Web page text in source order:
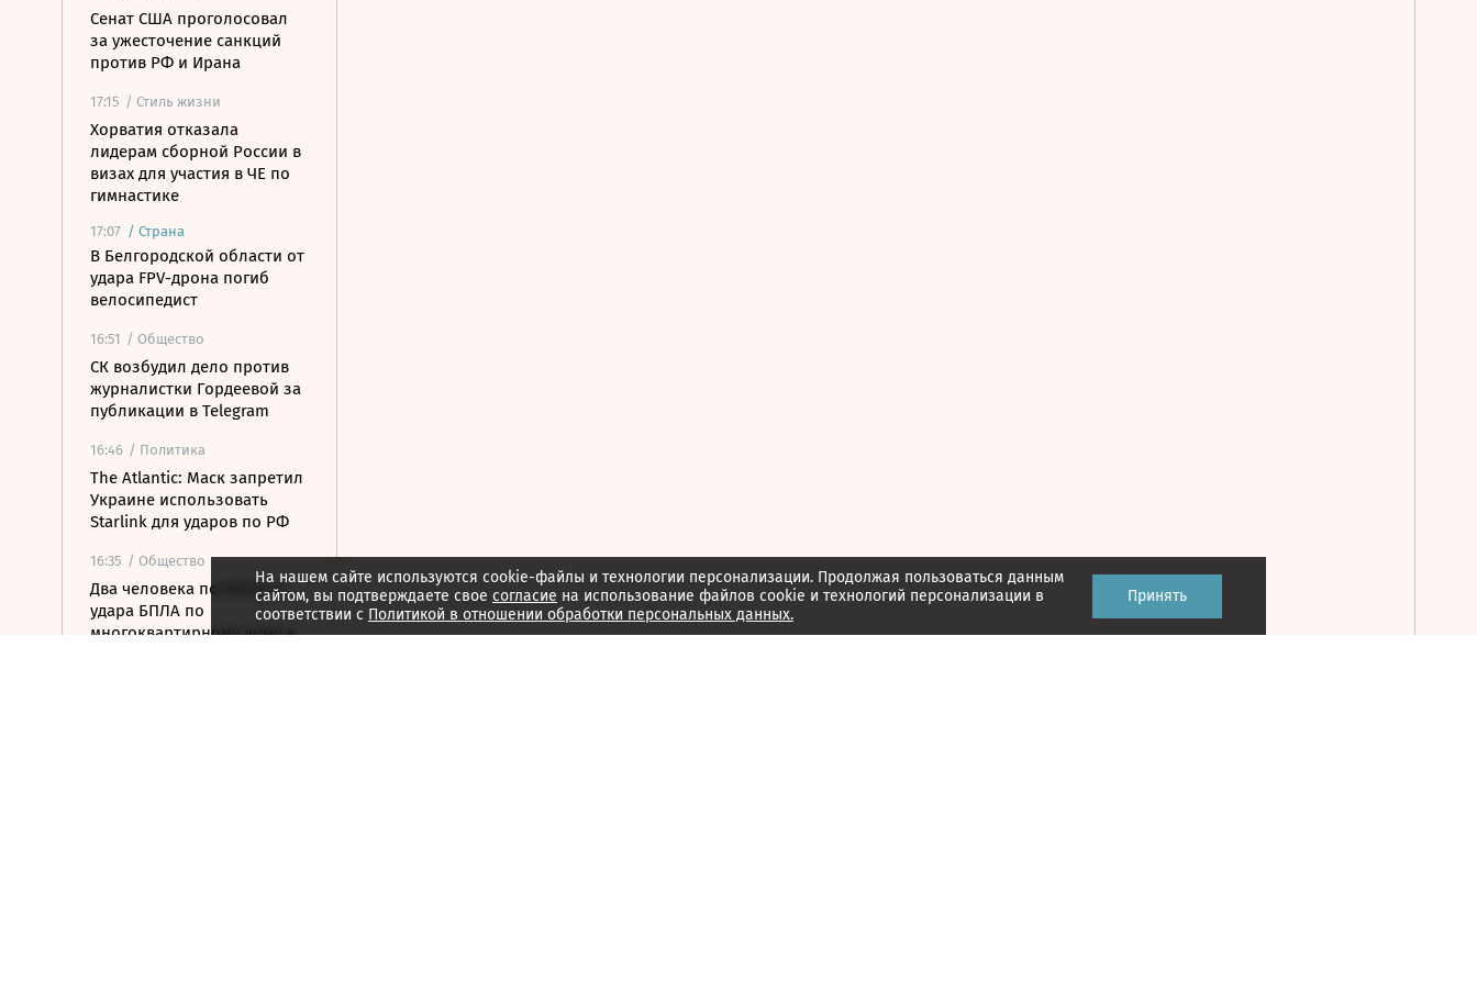
Сенат США проголосовал
за ужесточение санкций
против РФ и Ирана
17:15 / Стиль жизни
Хорватия отказала
лидерам сборной России в
визах для участия в ЧЕ по
гимнастике
17:07 / Страна
В Белгородской области от
удара FPV-дрона погиб
велосипедист
16:51 / Общество
СК возбудил дело против
журналистки Гордеевой за
публикации в Telegram
16:46 / Политика
The Atlantic: Маск запретил
Украине использовать
Starlink для ударов по РФ
16:35 / Общество
Два человека погибли от
удара БПЛА по
многоквартирному дому в
На нашем сайте используются cookie-файлы и технологии персонализации. Продолжая пользоваться данным
сайтом, вы подтверждаете свое согласие на использование файлов cookie и технологий персонализации в
соответствии с Политикой в отношении обработки персональных данных.
Принять